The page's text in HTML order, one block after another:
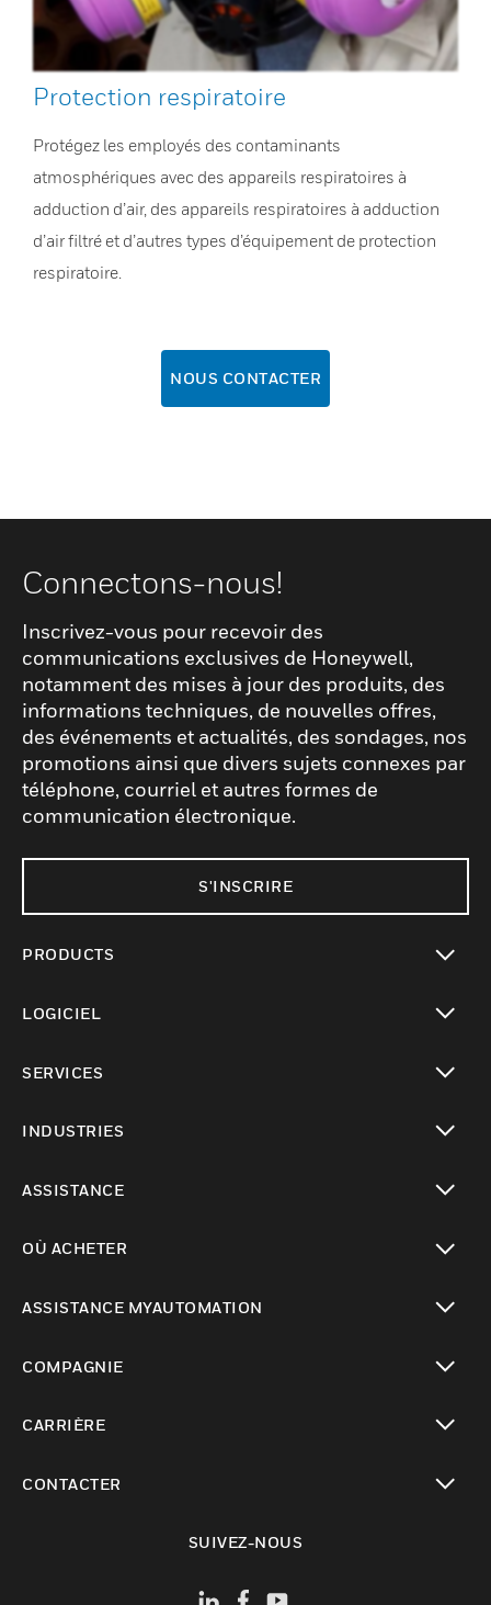
Protection respiratoire
Protégez les employés des contaminants
atmosphériques avec des appareils respiratoires à
adduction d’air, des appareils respiratoires à adduction
d’air filtré et d’autres types d’équipement de protection
respiratoire.
NOUS CONTACTER
Connectons-nous!
Inscrivez-vous pour recevoir des
communications exclusives de Honeywell,
notamment des mises à jour des produits, des
informations techniques, de nouvelles offres,
des événements et actualités, des sondages, nos
promotions ainsi que divers sujets connexes par
téléphone, courriel et autres formes de
communication électronique.
S'INSCRIRE
PRODUCTS
LOGICIEL
SERVICES
INDUSTRIES
ASSISTANCE
OÙ ACHETER
ASSISTANCE MYAUTOMATION
COMPAGNIE
CARRIÈRE
CONTACTER
SUIVEZ-NOUS